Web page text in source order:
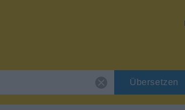
Übersetzen